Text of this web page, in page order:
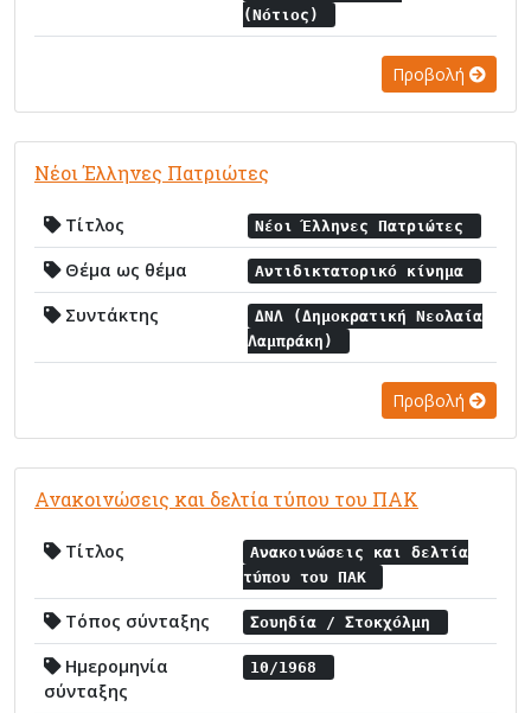
(Νότιος)
Προβολή
Νέοι Έλληνες Πατριώτες
Τίτλος Νέοι Έλληνες Πατριώτες
Θέμα ως θέμα Αντιδικτατορικό κίνημα
Συντάκτης
ΔΝΛ (Δημοκρατική Νεολαία
Λαμπράκη)
Προβολή
Ανακοινώσεις και δελτία τύπου του ΠΑΚ
Τίτλος
Ανακοινώσεις και δελτία
τύπου του ΠΑΚ
Τόπος σύνταξης Σουηδία / Στοκχόλμη
Ημερομηνία
σύνταξης
10/1968